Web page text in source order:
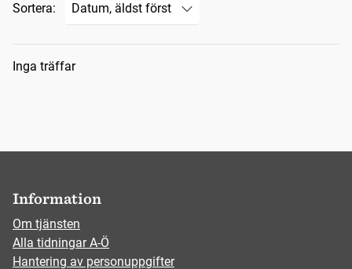
Sortera:
Sökresultat
Inga träffar
Information
Om tjänsten
Alla tidningar A-Ö
Hantering av personuppgifter